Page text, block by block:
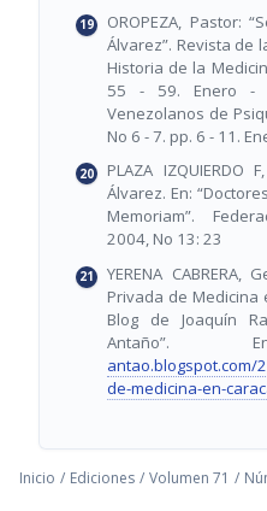
OROPEZA, Pastor:
Álvarez”. Revista de
Historia de la
55 - 59. Enero -
Venezolanos de
No 6 - 7. pp. 6 - 11.
PLAZA IZQUIERDO
Álvarez. En:
Memoriam”.
2004, No 13: 23
YERENA CABRERA,
Privada de Medicina
Blog de Joaquín
Antaño”.
de-medicina-en-
Inicio / Ediciones / Volumen 71 /